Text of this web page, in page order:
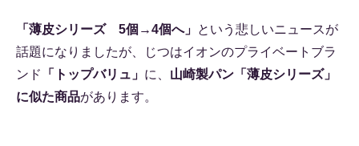
「薄皮シリーズ 5個→4個へ」 という悲しいニュースが
話題になりましたが、じつはイオンのプライベートブラ
ンド
「トップバリュ」 に、 山崎製パン「薄皮シリーズ」
に似た商品があります。